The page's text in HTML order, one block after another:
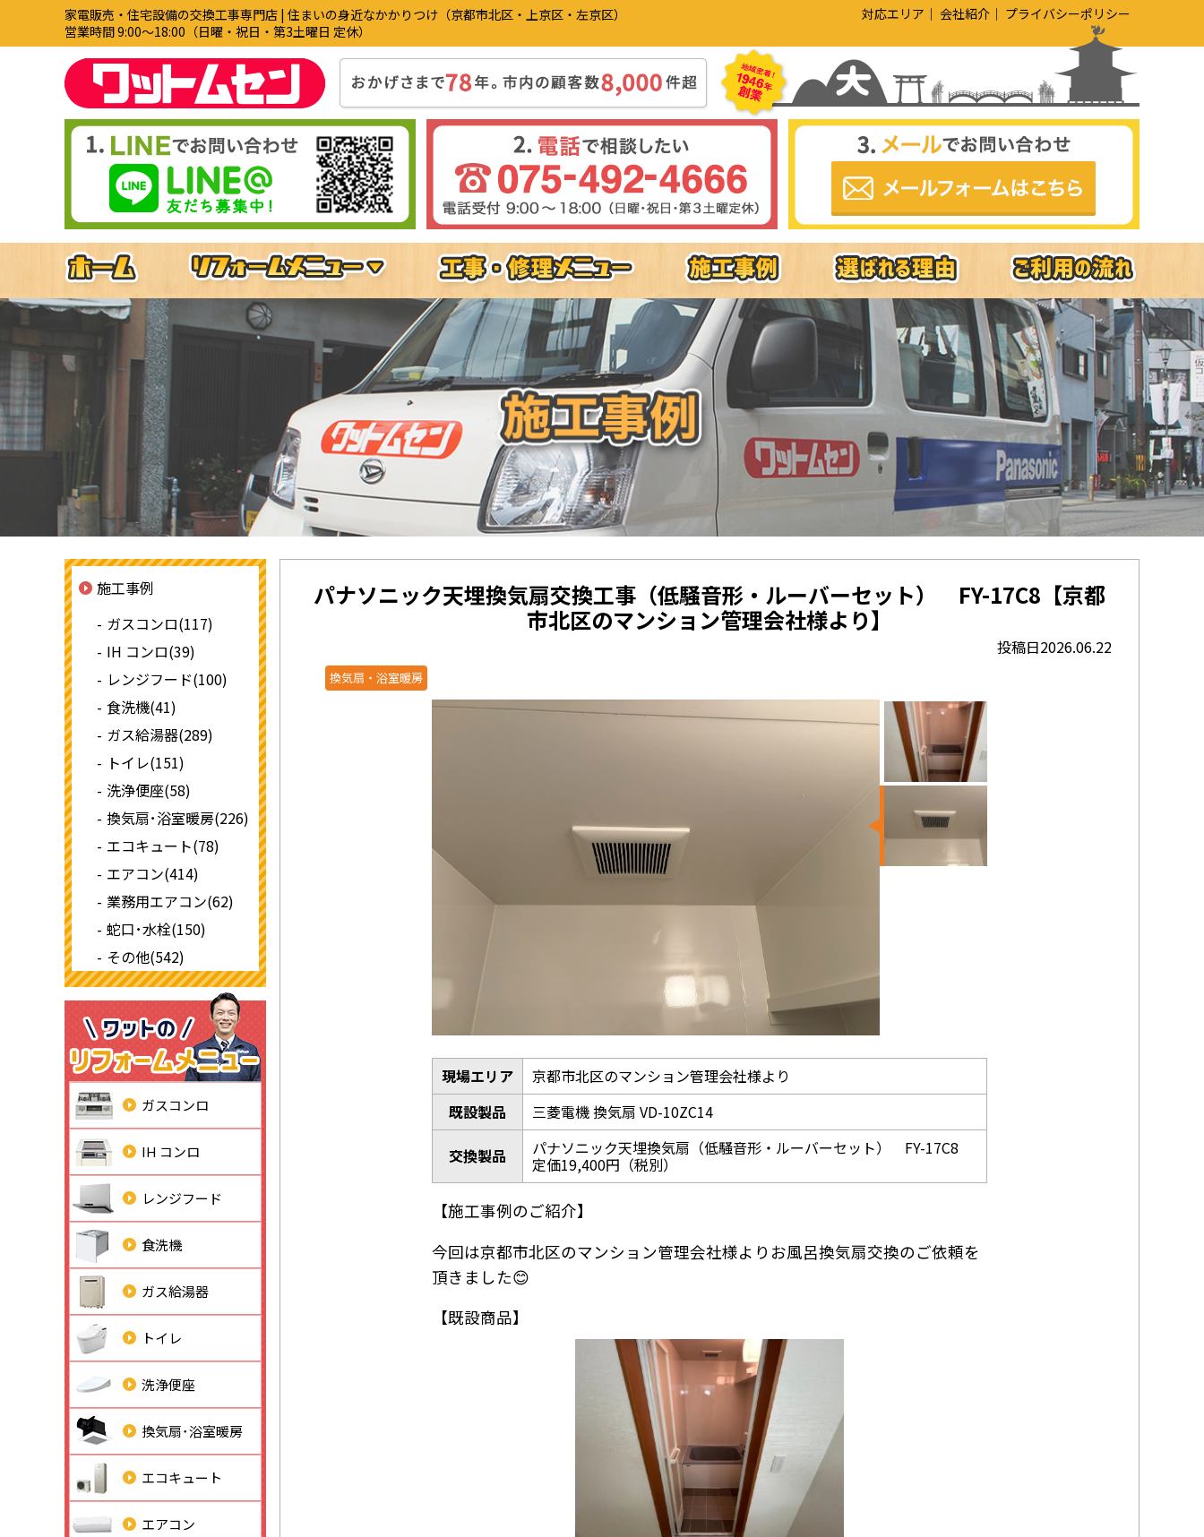
家電販売・住宅設備の交換工事専門店 | 住まいの身近なかかりつけ（京都市北区・上京区・左京区）
営業時間 9:00〜18:00（日曜・祝日・第3土曜日 定休）
対応エリア 会社紹介 プライバシーポリシー
パナソニック天埋換気扇交換工事（低騒音形・ルーバーセット） FY-17C8【京都
市北区のマンション管理会社様より】
投稿日2026.06.22
換気扇・浴室暖房
現場エリア
京都市北区のマンション管理会社様より
既設製品
三菱電機 換気扇 VD-10ZC14
交換製品 パナソニック天埋換気扇（低騒音形・ルーバーセット） FY-17C8
定価19,400円（税別）
【施工事例のご紹介】
今回は京都市北区のマンション管理会社様よりお風呂換気扇交換のご依頼を
頂きました😊
【既設商品】
施工事例
ガスコンロ(117)
IH コンロ(39)
レンジフード(100)
食洗機(41)
ガス給湯器(289)
トイレ(151)
洗浄便座(58)
換気扇･浴室暖房(226)
エコキュート(78)
エアコン(414)
業務用エアコン(62)
蛇口･水栓(150)
その他(542)
ガスコンロ
IH コンロ
レンジフード
食洗機
ガス給湯器
トイレ
洗浄便座
換気扇･浴室暖房
エコキュート
エアコン